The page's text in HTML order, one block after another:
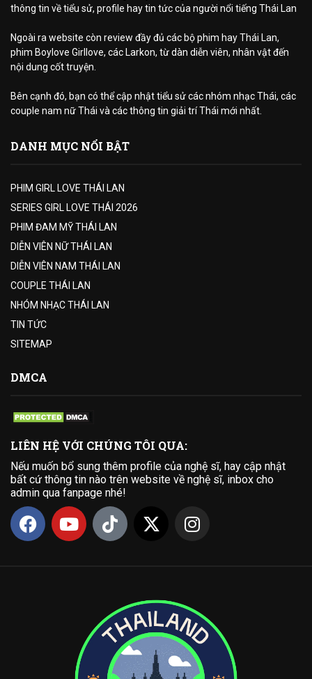
thông tin về tiểu sử, profile hay tin tức của người nổi tiếng Thái Lan
Ngoài ra website còn review đầy đủ các bộ phim hay Thái Lan,
phim Boylove Girllove, các Larkon, từ dàn diễn viên, nhân vật đến
nội dung cốt truyện.
Bên cạnh đó, bạn có thể cập nhật tiểu sử các nhóm nhạc Thái, các
couple nam nữ Thái và các thông tin giải trí Thái mới nhất.
DANH MỤC NỔI BẬT
PHIM GIRL LOVE THÁI LAN
SERIES GIRL LOVE THÁI 2026
PHIM ĐAM MỸ THÁI LAN
DIỄN VIÊN NỮ THÁI LAN
DIỄN VIÊN NAM THÁI LAN
COUPLE THÁI LAN
NHÓM NHẠC THÁI LAN
TIN TỨC
SITEMAP
DMCA
LIÊN HỆ VỚI CHÚNG TÔI QUA:
Nếu muốn bổ sung thêm profile của nghệ sĩ, hay cập nhật
bất cứ thông tin nào trên website về nghệ sĩ, inbox cho
admin qua fanpage nhé!